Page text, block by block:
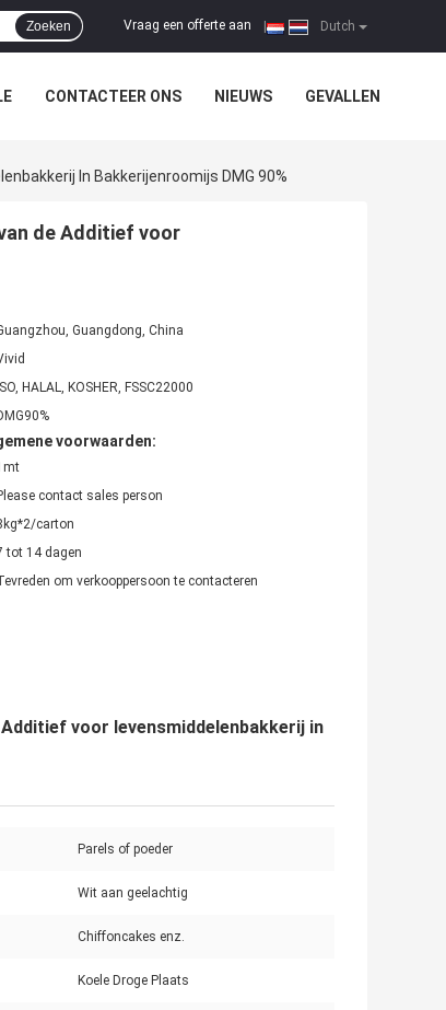
Dutch
Vraag een offerte aan
Zoeken
CONTACTEER ONS NIEUWS GEVALLEN
In Bakkerijenroomijs DMG 90%
de Additief voor
Guangdong, China
ISO, HALAL, KOSHER, FSSC22000
voorwaarden:
contact sales person
carton
tot 14 dagen
om verkooppersoon te contacteren
voor levensmiddelenbakkerij in
Parels of poeder
Wit aan geelachtig
Chiffoncakes enz.
Koele Droge Plaats